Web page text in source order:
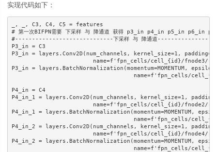
实现代码如下：
_, _, C3, C4, C5 = features
# 第一次BIFPN需要 下采样 与 降通道 获得 p3_in p4_in p5_in p6_in
#-----------------------------下采样 与 降通道
P3_in = C3
P3_in = layers.Conv2D(num_channels, kernel_size=1,
name=f'fpn_cells/cell_{id}/fnode3/
P3_in = layers.BatchNormalization(momentum=MOMENTUM,
name=f'fpn_cells/
P4_in = C4
P4_in_1 = layers.Conv2D(num_channels, kernel_size=1,
name=f'fpn_cells/cell_{id}/fnode2/
P4_in_1 = layers.BatchNormalization(momentum=MOMENTUM,
name=f'fpn_cells/
P4_in_2 = layers.Conv2D(num_channels, kernel_size=1,
name=f'fpn_cells/cell_{id}/fnode4/
P4_in_2 = layers.BatchNormalization(momentum=MOMENTUM,
name=f'fpn_cells/